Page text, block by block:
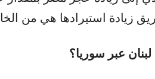
زيادة استيرادها هي من
عبر سوريا؟